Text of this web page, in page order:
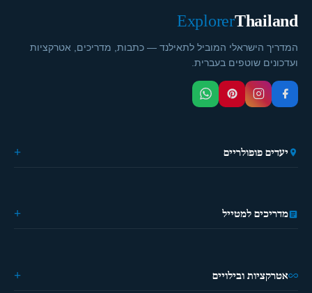
Thailand
Explorer
המדריך הישראלי המוביל לתאילנד — כתבות, מדריכים, אטרקציות
ועדכונים שוטפים בעברית.
יעדים פופולריים
🎭 פאטייה
⛵ קראבי
מדריכים למטייל
מטיילים פעם ראשונה?
מדריך מאכלים
אטרקציות ובילויים